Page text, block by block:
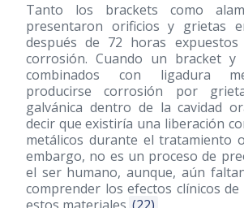
Tanto los brackets como
presentaron orificios y grietas
después de 72 horas
corrosión. Cuando un bracket
combinados con ligadura
producirse corrosión por
galvánica dentro de la cavidad
decir que existiría una liberación
metálicos durante el tratamiento
embargo, no es un proceso de
el ser humano, aunque, aún
comprender los efectos clínicos